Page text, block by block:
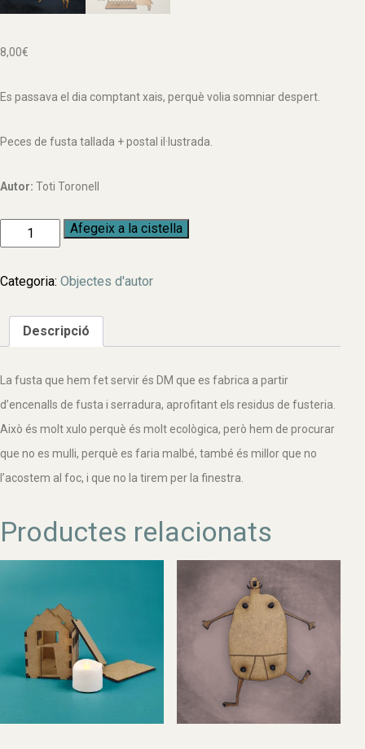
8,00€
Es passava el dia comptant xais, perquè volia somniar despert.
Peces de fusta tallada + postal il·lustrada.
Autor: Toti Toronell
quantitat
COMPTEN
ELS
Afegeix a la cistella
Categoria: Objectes d'autor
Descripció
La fusta que hem fet servir és DM que es fabrica a partir
d’encenalls de fusta i serradura, aprofitant els residus de fusteria.
Això és molt xulo perquè és molt ecològica, però hem de procurar
que no es mulli, perquè es faria malbé, també és millor que no
l’acostem al foc, i que no la tirem per la finestra.
Productes relacionats